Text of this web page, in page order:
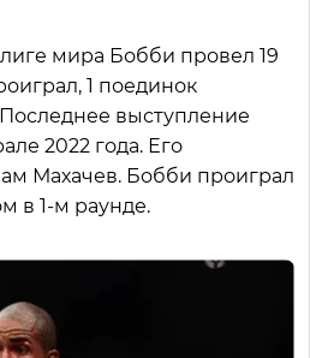
мира Бобби провел 19
1 поединок
выступление
2022 года. Его
Махачев. Бобби проиграл
в 1-м раунде.